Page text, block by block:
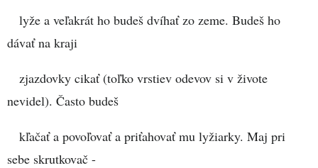
lyže a veľakrát ho budeš dvíhať zo zeme. Budeš ho
dávať na kraji
zjazdovky cikať (toľko vrstiev odevov si v živote
nevidel). Často budeš
kľačať a povoľovať a priťahovať mu lyžiarky. Maj pri
sebe skrutkovač -